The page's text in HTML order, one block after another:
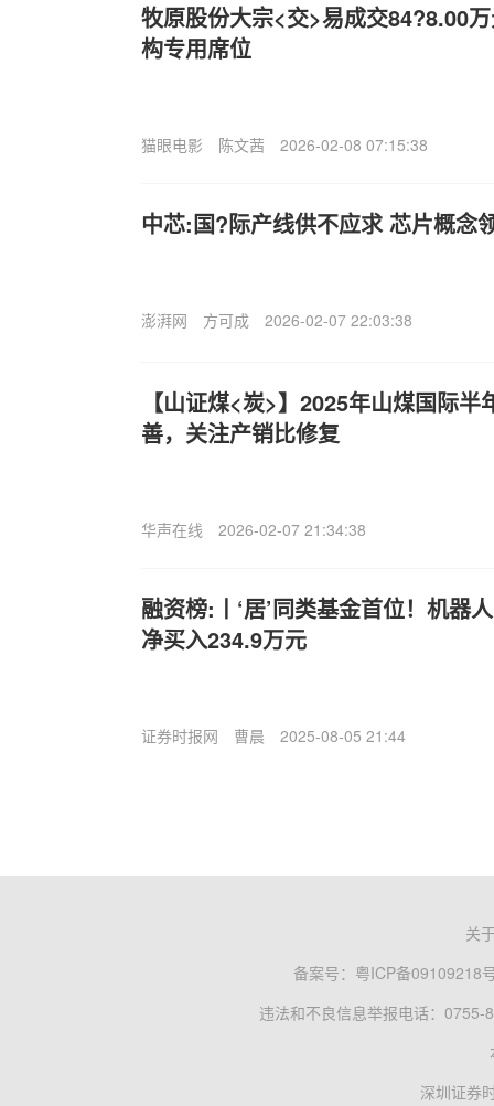
牧原股份大宗<交>易成交84?8.00
构专用席位
猫眼电影 陈文茜 2026-02-08 07:15:38
中芯:国?际产线供不应求 芯片概念
澎湃网 方可成 2026-02-07 22:03:38
【山证煤<炭>】2025年山煤国际
善，关注产销比修复
华声在线 2026-02-07 21:34:38
融资榜:丨‘居’同类基金首位！机器
净买入234.9万元
证券时报网 曹晨 2025-08-05 21:44
关
备案号： 粤ICP备09109218
违法和不良信息举报电话：0755-
深圳证券